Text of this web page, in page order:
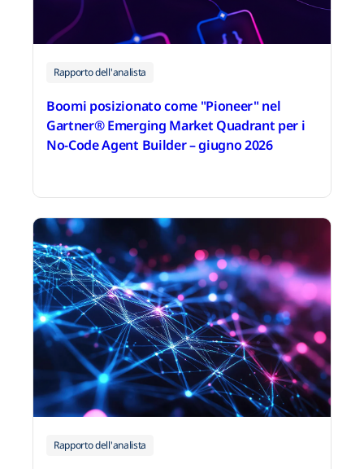
Rapporto dell'analista
Boomi posizionato come "Pioneer" nel
Gartner® Emerging Market Quadrant per i
No-Code Agent Builder – giugno 2026
15 giugno 2026
Rapporto dell'analista